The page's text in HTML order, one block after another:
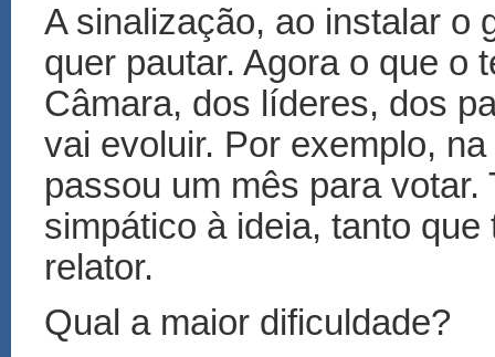
A sinalização, ao instalar o
quer pautar. Agora o que o
Câmara, dos líderes, dos
vai evoluir. Por exemplo,
passou um mês para
simpático à ideia, tanto
relator.
Qual a maior dificuldade?